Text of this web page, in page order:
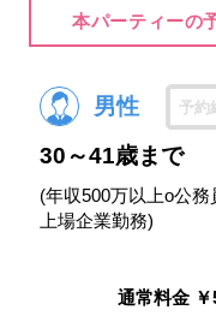
本パーティーの
男性 予約
30～41歳まで
(年収500万以上o公務
上場企業勤務)
通常料金 ￥